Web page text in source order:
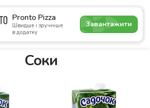
Pronto Pizza
Швидше і зручніше
в додатку
Завантажити
4.9
Суші Сети Сніданки
Соки